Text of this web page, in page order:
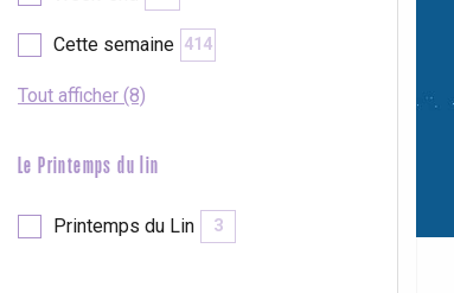
Cette semaine 414
Tout afficher (8)
Le Printemps du lin
Printemps du Lin 3